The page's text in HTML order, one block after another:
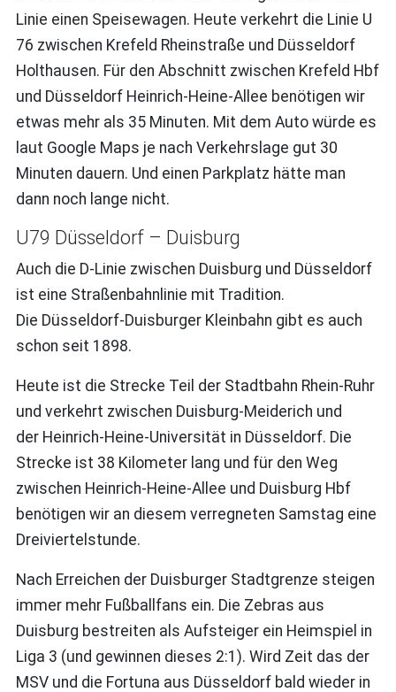
Linie einen Speisewagen. Heute verkehrt die Linie U
76 zwischen Krefeld Rheinstraße und Düsseldorf
Holthausen. Für den Abschnitt zwischen Krefeld Hbf
und Düsseldorf Heinrich-Heine-Allee benötigen wir
etwas mehr als 35 Minuten. Mit dem Auto würde es
laut Google Maps je nach Verkehrslage gut 30
Minuten dauern. Und einen Parkplatz hätte man
dann noch lange nicht.
U79 Düsseldorf – Duisburg
Auch die D-Linie zwischen Duisburg und Düsseldorf
ist eine Straßenbahnlinie mit Tradition.
Die Düsseldorf-Duisburger Kleinbahn gibt es auch
schon seit 1898.
Heute ist die Strecke Teil der Stadtbahn Rhein-Ruhr
und verkehrt zwischen Duisburg-Meiderich und
der Heinrich-Heine-Universität in Düsseldorf. Die
Strecke ist 38 Kilometer lang und für den Weg
zwischen Heinrich-Heine-Allee und Duisburg Hbf
benötigen wir an diesem verregneten Samstag eine
Dreiviertelstunde.
Nach Erreichen der Duisburger Stadtgrenze steigen
immer mehr Fußballfans ein. Die Zebras aus
Duisburg bestreiten als Aufsteiger ein Heimspiel in
Liga 3 (und gewinnen dieses 2:1). Wird Zeit das der
MSV und die Fortuna aus Düsseldorf bald wieder in